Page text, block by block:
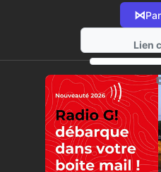
⋈
Lien